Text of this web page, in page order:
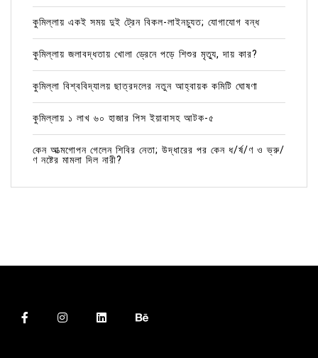
কুমিল্লায় একই সময় দুই ট্রেন বিকল-লাইনচ্যুত; যোগাযোগ বন্ধ
কুমিল্লায় জলাবদ্ধতায় খোলা ড্রেনে পড়ে শিশুর মৃত্যু, দায় কার?
কুমিল্লা বিশ্ববিদ্যালয় ছাত্রদলের নতুন আহ্বায়ক কমিটি ঘোষণা
কুমিল্লায় ১ লাখ ৬০ হাজার পিস ইয়াবাসহ আটক-৫
কেন আত্মগোপন গেলেন শিবির নেতা; উদ্ধারের পর কেন ধ/র্ষ/ণ ও ভ্রু/
ণ নষ্টের মামলা দিল নারী?